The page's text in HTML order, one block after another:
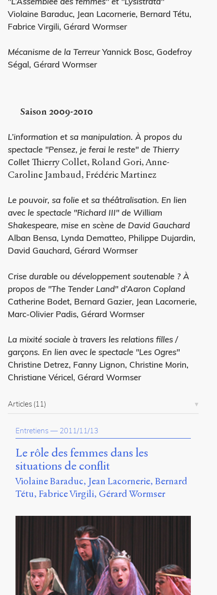
Violaine Baraduc, Jean Lacornerie, Bernard Tétu,
Fabrice Virgili, Gérard Wormser
Mécanisme de la Terreur Yannick Bosc, Godefroy
Ségal, Gérard Wormser
Saison 2009-2010
L’information et sa manipulation. À propos du
spectacle "Pensez, je ferai le reste" de Thierry
Collet Thierry Collet, Roland Gori, Anne-
Caroline Jambaud, Frédéric Martinez
Le pouvoir, sa folie et sa théâtralisation. En lien
avec le spectacle "Richard III" de William
Shakespeare, mise en scène de David Gauchard
Alban Bensa, Lynda Dematteo, Philippe Dujardin,
David Gauchard, Gérard Wormser
Crise durable ou développement soutenable ? À
propos de "The Tender Land" d’Aaron Copland
Catherine Bodet, Bernard Gazier, Jean Lacornerie,
Marc-Olivier Padis, Gérard Wormser
La mixité sociale à travers les relations filles /
garçons. En lien avec le spectacle "Les Ogres"
Christine Detrez, Fanny Lignon, Christine Morin,
Christiane Véricel, Gérard Wormser
Articles (11)
Entretiens — 2011/11/13
Le rôle des femmes dans les
situations de conflit
Violaine Baraduc Jean Lacornerie Bernard
Tétu Fabrice Virgili Gérard Wormser